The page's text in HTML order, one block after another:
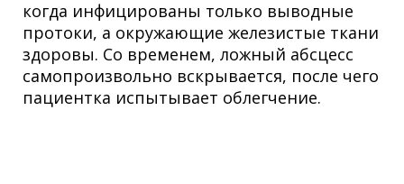
когда инфицированы только выводные
протоки, а окружающие железистые ткани
здоровы. Со временем, ложный абсцесс
самопроизвольно вскрывается, после чего
пациентка испытывает облегчение.